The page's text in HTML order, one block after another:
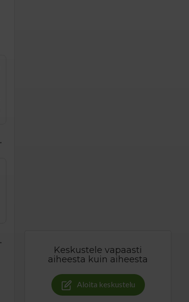
Keskustele vapaasti
aiheesta kuin aiheesta
Aloita keskustelu